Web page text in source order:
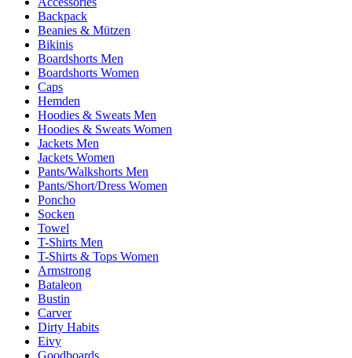
Backpack
Beanies & Mützen
Bikinis
Boardshorts Men
Boardshorts Women
Caps
Hemden
Hoodies & Sweats Men
Hoodies & Sweats Women
Jackets Men
Jackets Women
Pants/Walkshorts Men
Pants/Short/Dress Women
Poncho
Socken
Towel
T-Shirts Men
T-Shirts & Tops Women
Armstrong
Bataleon
Bustin
Carver
Dirty Habits
Eivy
Goodboards